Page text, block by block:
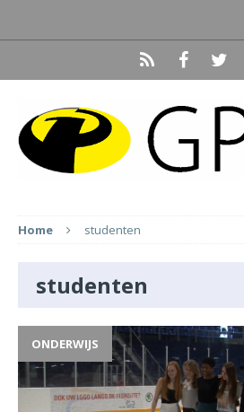
Home studenten
studenten
ONDERWIJS